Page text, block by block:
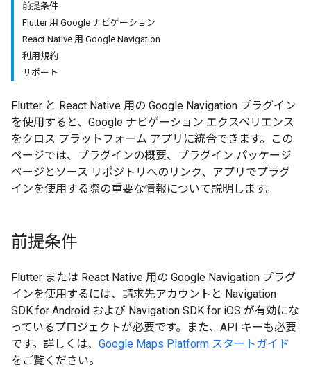
前提条件
Flutter 用 Google ナビゲーション
React Native 用 Google Navigation
利用規約
サポート
Flutter と React Native 用の Google Navigation プラグイン
を使用すると、Google ナビゲーション エクスペリエンス
をクロス プラットフォーム アプリに統合できます。この
ページでは、プラグインの概要、プラグイン パッケージ
ページとソース リポジトリへのリンク、アプリでプラグ
インを使用する際の重要な情報について説明します。
前提条件
Flutter または React Native 用の Google Navigation プラグ
インを使用するには、請求先アカウントと Navigation
SDK for Android および Navigation SDK for iOS が有効にな
っているプロジェクトが必要です。また、API キーも必要
です。詳しくは、 Google Maps Platform スタートガイド
をご覧ください。